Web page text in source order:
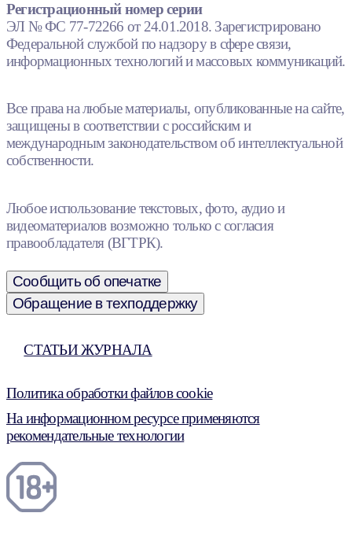
Регистрационный номер серии
ЭЛ № ФС 77-72266 от 24.01.2018. Зарегистрировано
Федеральной службой по надзору в сфере связи,
информационных технологий и массовых коммуникаций.
Все права на любые материалы, опубликованные на сайте,
защищены в соответствии с российским и
международным законодательством об интеллектуальной
собственности.
Любое использование текстовых, фото, аудио и
видеоматериалов возможно только с согласия
правообладателя (ВГТРК).
Сообщить об опечатке
Обращение в техподдержку
СТАТЬИ ЖУРНАЛА
Политика обработки файлов cookie
На информационном ресурсе применяются
рекомендательные технологии